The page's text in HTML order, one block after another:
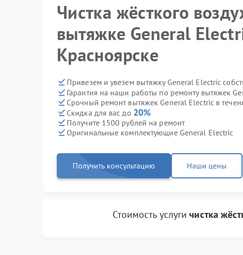
Чистка жёсткого
вытяжке General
Красноярске
Привезем и увезем вытяжку General Electric
Гарантия на наши работы по ремонту вытяжек
Срочный ремонт вытяжек General Electric в
Скидка для вас до 20%
Получите 1500 рублей на ремонт
Оригинальные комплектующие General Electric
Получить консультацию Наши цены
Стоимость услугичистка